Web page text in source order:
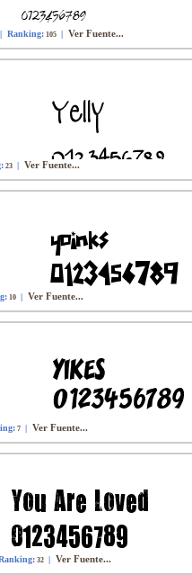
| Ranking: 105 | Ver Fuente...
23 | Ver Fuente...
10 | Ver Fuente...
7 | Ver Fuente...
32 | Ver Fuente...